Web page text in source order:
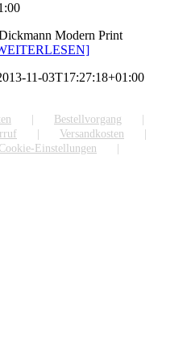
Modern Print
11-03T17:27:18+01:00
Bestellvorgang
Versandkosten
Cookie-Einstellungen